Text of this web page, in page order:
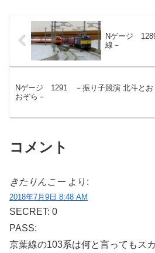
Nゲージ
線－
Nゲージ 1291 －振り子競演 北斗とお
おぞら－
コメント
きたりんこー より:
2018年7月9日 8:48 AM
SECRET: 0
PASS:
京葉線の103系は何と言ってもス